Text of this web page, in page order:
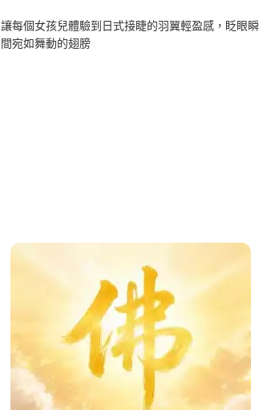
讓每個女孩兒體驗到日式接睫的羽翼輕盈感，眨眼瞬
間宛如舞動的翅膀